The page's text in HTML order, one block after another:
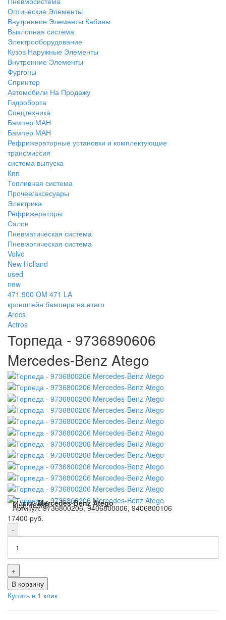
Оптические Элементы
Внутренние Элементы Кабины
Выхлопная система
Электрооборудование
Кузов Наружные Элементы
Внутренние Элементы
Фургоны
Спринтер
Автомобили На Продажу
Гидроборта
Спецтехника
Бампер МАН
Бампер МАН
Рефрижераторные установки и комплектующие
трансмиссия
система выпуска
Кпп
Топливная система
Прочее/аксесуары
Электрика
Рефрижераторы
Салон
Пневматическая система
Пневмотическая система
Volvo
New Holland
used
new
471.900 OM 471 LA
кронштейн бампера на атего
Arocs
Actros
Торпеда - 9736890606
Mercedes-Benz Atego
Марка:Mercedes-Benz Atego
Код:48986
Артикул:9736800206, 9406800006, 9406800106
17400 руб.
-
+
В корзину
Купить в 1 клик